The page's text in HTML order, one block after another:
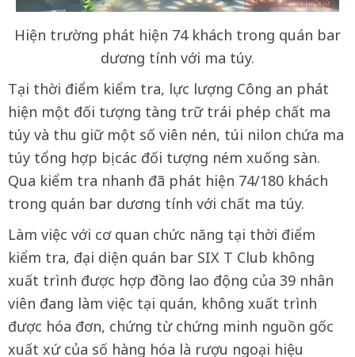
Hiện trường phát hiện 74 khách trong quán bar
dương tính với ma túy.
Tại thời điểm kiểm tra, lực lượng Công an phát
hiện một đối tượng tàng trữ trái phép chất ma
túy và thu giữ một số viên nén, túi nilon chứa ma
túy tổng hợp bị các đối tượng ném xuống sàn.
Qua kiểm tra nhanh đã phát hiện 74/180 khách
trong quán bar dương tính với chất ma túy.
Làm việc với cơ quan chức năng tại thời điểm
kiểm tra, đại diện quán bar SIX T Club không
xuất trình được hợp đồng lao động của 39 nhân
viên đang làm việc tại quán, không xuất trình
được hóa đơn, chứng từ chứng minh nguồn gốc
xuất xứ của số hàng hóa là rượu ngoại hiệu